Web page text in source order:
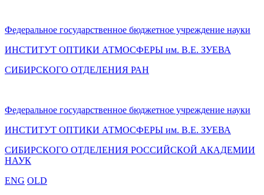
Федеральное государственное бюджетное учреждение науки
ИНСТИТУТ ОПТИКИ АТМОСФЕРЫ им. В.Е. ЗУЕВА
СИБИРСКОГО ОТДЕЛЕНИЯ РАН
Федеральное государственное бюджетное учреждение науки
ИНСТИТУТ ОПТИКИ АТМОСФЕРЫ им. В.Е. ЗУЕВА
СИБИРСКОГО ОТДЕЛЕНИЯ РОССИЙСКОЙ АКАДЕМИИ
НАУК
ENG OLD